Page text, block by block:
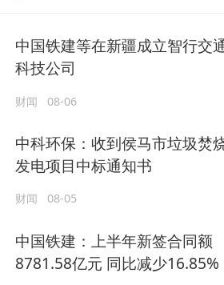
中国铁建等在新疆成立智行交
科技公司
财闻 08-06
中科环保：收到侯马市垃圾焚
发电项目中标通知书
财闻 08-05
中国铁建：上半年新签合同额
8781.58亿元 同比减少16.85%